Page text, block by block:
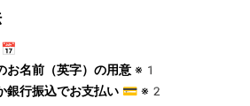
📅
お名前（英字）の用意 ※1
銀行振込でお支払い 💳 ※2